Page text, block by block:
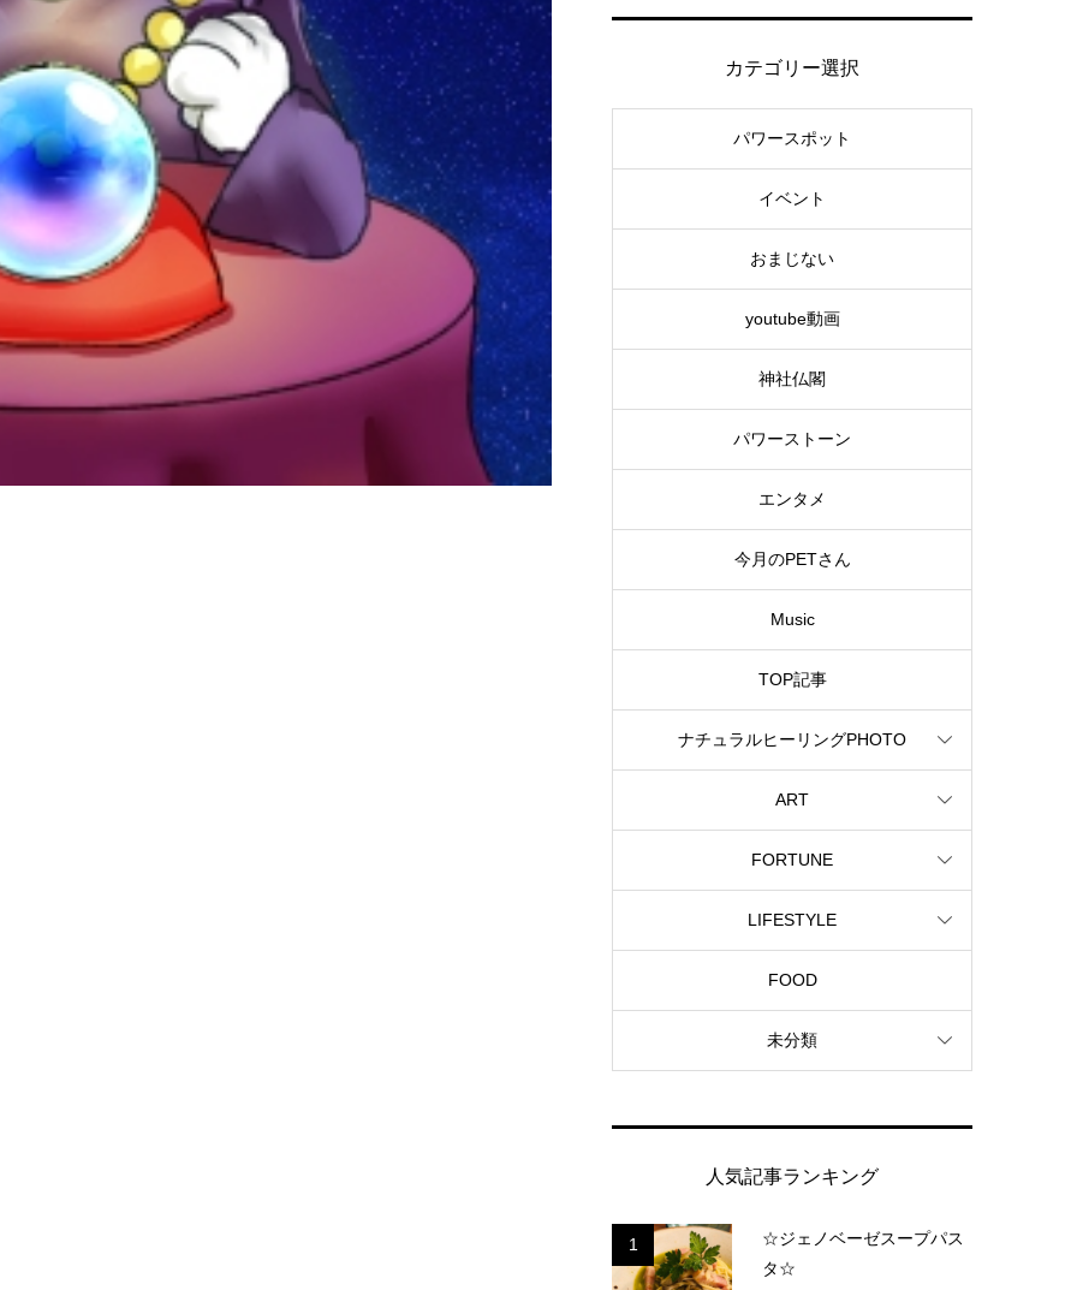
カテゴリー選択
パワースポット
イベント
おまじない
youtube動画
神社仏閣
パワーストーン
エンタメ
今月のPETさん
Music
TOP記事
ナチュラルヒーリングPHOTO
ART
FORTUNE
LIFESTYLE
FOOD
未分類
人気記事ランキング
1
☆ジェノベーゼスープパス
タ☆